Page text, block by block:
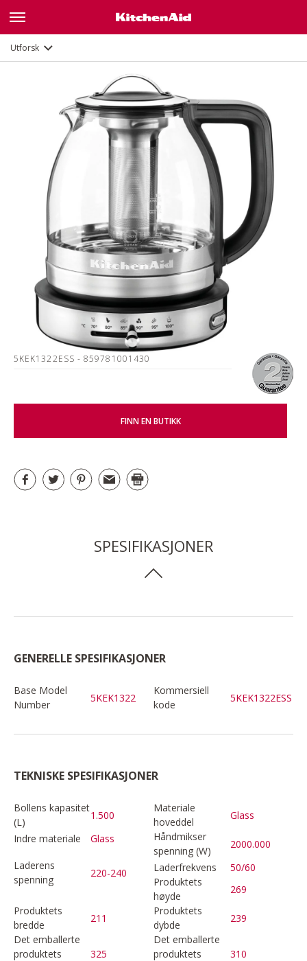
Utforsk
5KEK1322ESS - 859781001430
FINN EN BUTIKK
SPESIFIKASJONER
GENERELLE SPESIFIKASJONER
Base Model
Number
5KEK1322
Kommersiell
kode
5KEK1322ESS
TEKNISKE SPESIFIKASJONER
Bollens kapasitet
(L)
1.500
Materiale
hoveddel
Glass
Indre materiale
Glass
Håndmikser
spenning (W)
2000.000
Laderens
spenning
220-240 Laderfrekvens
50/60
Produktets
høyde
269
Produktets
bredde
211
Produktets
dybde
239
Det emballerte
produktets
325
Det emballerte
produktets
310